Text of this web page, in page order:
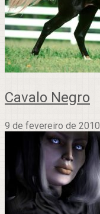
Cavalo Negro
9 de fevereiro de 2010